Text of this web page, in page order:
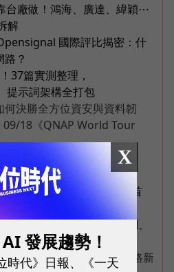
台廠做！鴻海、廣達、緯穎⋯
解
國際評比揭密：什
？
37篇實測整理，
示詞架構全打包
何決勝全方位資安與資料韌
09/18《QNAP World Tour
潮是機器人！輝達Jetson
些可望成受惠族群
目，反而不要碰！Google首
法則」
可領多少？2027上路規劃、
哥大奪國際雙冠揭密好網路新
X
發展趨勢！
時代》日報、《一天